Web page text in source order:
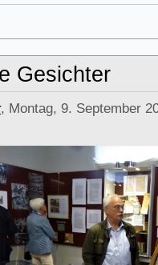
Gesichter
, Montag, 9. September